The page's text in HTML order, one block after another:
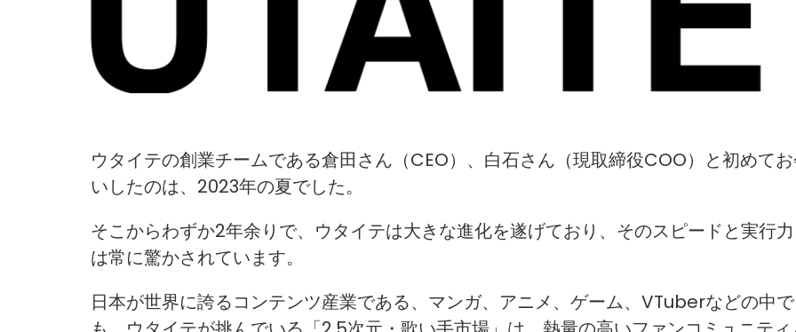
ウタイテの創業チームである倉田さん（CEO）、白石さん（現取締役COO）と初めて
いしたのは、2023年の夏でした。
そこからわずか2年余りで、ウタイテは大きな進化を遂げており、そのスピードと実行
は常に驚かされています。
日本が世界に誇るコンテンツ産業である、マンガ、アニメ、ゲーム、VTuberなどの中で